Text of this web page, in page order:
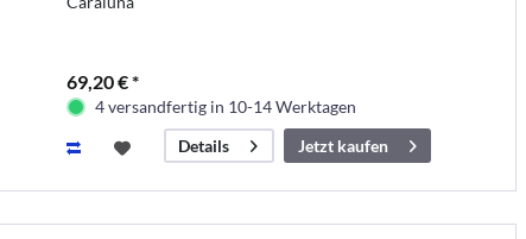
69,20 € *
4 versandfertig in 10-14 Werktagen
Details
Jetzt kaufen